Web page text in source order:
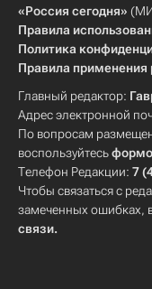
«Россия сегодня»
Правила
Политика
Правила применения
Главный редактор:
Адрес электронной
По вопросам
воспользуйтесь
Телефон Редакции: 7
Чтобы связаться с
замеченных ошибках,
связи.